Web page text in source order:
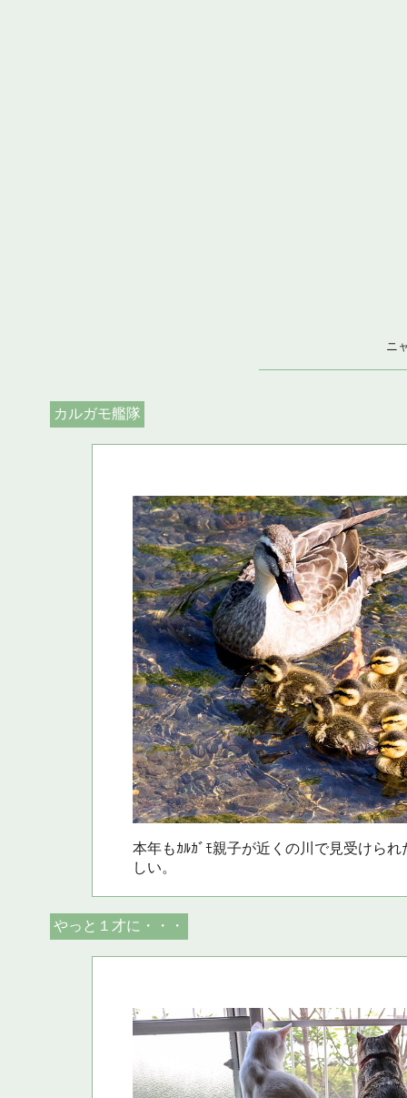
ニ
カルガモ艦隊
本年もｶﾙｶﾞﾓ親子が近くの川で見受けら
しい。
やっと１才に・・・